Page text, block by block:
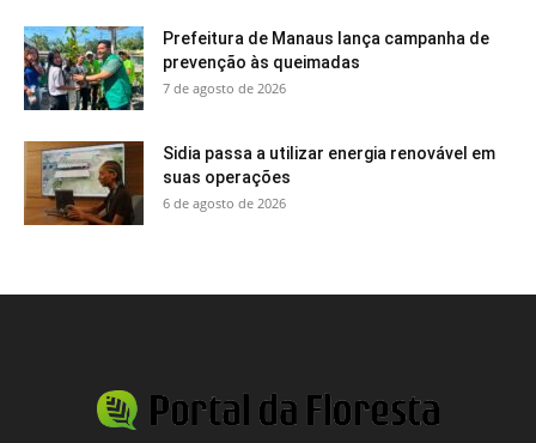
Prefeitura de Manaus lança campanha de
prevenção às queimadas
7 de agosto de 2026
Sidia passa a utilizar energia renovável em
suas operações
6 de agosto de 2026